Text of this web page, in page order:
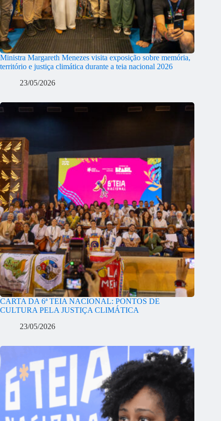
Ministra Margareth Menezes visita exposição sobre memória,
território e justiça climática durante a teia nacional 2026
23/05/2026
CARTA DA 6ª TEIA NACIONAL: PONTOS DE
CULTURA PELA JUSTIÇA CLIMÁTICA
23/05/2026